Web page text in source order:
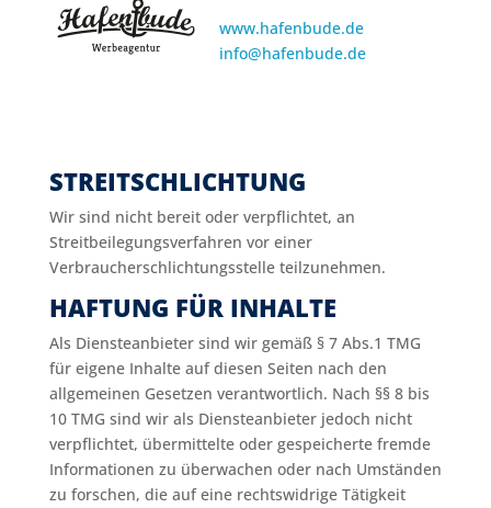
www.hafenbude.de
info@hafenbude.de
STREITSCHLICHTUNG
Wir sind nicht bereit oder verpflichtet, an
Streitbeilegungsverfahren vor einer
Verbraucherschlichtungsstelle teilzunehmen.
HAFTUNG FÜR INHALTE
Als Diensteanbieter sind wir gemäß § 7 Abs.1 TMG
für eigene Inhalte auf diesen Seiten nach den
allgemeinen Gesetzen verantwortlich. Nach §§ 8 bis
10 TMG sind wir als Diensteanbieter jedoch nicht
verpflichtet, übermittelte oder gespeicherte fremde
Informationen zu überwachen oder nach Umständen
zu forschen, die auf eine rechtswidrige Tätigkeit